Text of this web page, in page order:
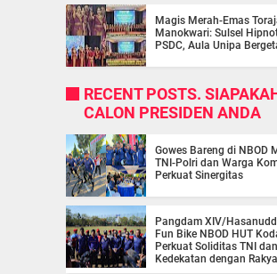
Magis Merah-Emas
Manokwari: Sulsel
PSDC, Aula Unipa
RECENT POSTS.
CALON PRESIDEN ANDA
Gowes Bareng di NBOD
TNI-Polri dan Warga
Perkuat Sinergitas
Pangdam XIV/
Fun Bike NBOD HUT
Perkuat Soliditas TNI dan
Kedekatan dengan